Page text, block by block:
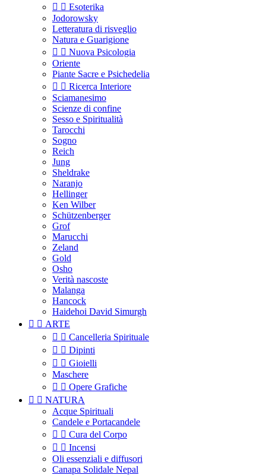
  Esoterika
Jodorowsky
Letteratura di risveglio
Natura e Guarigione
  Nuova Psicologia
Oriente
Piante Sacre e Psichedelia
  Ricerca Interiore
Sciamanesimo
Scienze di confine
Sesso e Spiritualità
Tarocchi
Sogno
Reich
Jung
Sheldrake
Naranjo
Hellinger
Ken Wilber
Schützenberger
Grof
Marucchi
Zeland
Gold
Osho
Verità nascoste
Malanga
Hancock
Haidehoi David Simurgh
  ARTE
  Cancelleria Spirituale
  Dipinti
  Gioielli
Maschere
  Opere Grafiche
  NATURA
Acque Spirituali
Candele e Portacandele
  Cura del Corpo
  Incensi
Oli essenziali e diffusori
Canapa Solidale Nepal